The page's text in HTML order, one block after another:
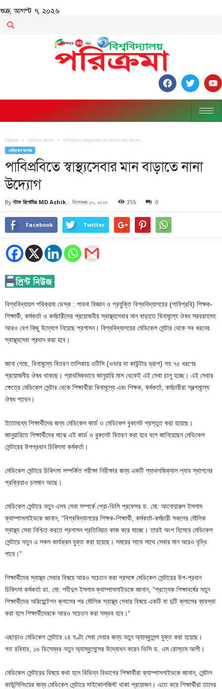
শুক্র, আগস্ট ৭, ২০২৬
Home মেডিকেল কলেজ পাবিপ্রবিতে স্বাস্থ্যসেবার মান বাড়াতে নানা উদ্যোগ
মেডিকেল কলেজ
পাবিপ্রবিতে স্বাস্থ্যসেবার মান বাড়াতে নানা
উদ্যোগ
By স্টাফ রিপোর্টারঃ MD Ashik - ডিসেম্বর ২০, ২০১৮ 355 0
Facebook Twitter
বিশ্ববিদ্যায়ল পরিক্রমা ডেস্ক : পাবনা বিজ্ঞান ও প্রযুক্তি বিশ্ববিদ্যালয়ের (পাবিপ্রবি) শিক্ষক-
শিক্ষার্থী, কর্মকর্তা ও কর্মচারীদের প্রয়োজনীয় স্বাস্থ্যসেবার মান বাড়াতে বিনামূল্যে ঔষধ সরবরাহসহ
আরও বেশ কিছু উদ্যোগ নিয়েছে প্রশাসন। বিশ্ববিদ্যালয়ের মেডিকেল সেন্টার থেকে সব ধরনের
স্বাস্থ্যসেবা প্রদান করা হবে।
জানা গেছে, বিনামূল্যে বিতরণ তালিকায় ওটিসি (ওভার দা কাউন্টার ড্রাগ) সহ ৭৫ ধরণের
প্রয়োজনীয় ঔষধ থাকছে। প্রাথমিকভাবে জানুয়ারি মাস থেকেই এই সেবা চালু হচ্ছে। এই সেবার
ক্ষেত্রে মেডিকেল সেন্টার থেকে শিক্ষার্থীরা বিনামূল্যে এবং শিক্ষক, কর্মকর্তা, কর্মচারীরা স্বল্পমূল্যে
ঔষধ পাবেন।
ইতোমধ্যে শিক্ষার্থীদের জন্য মেডিকেল কার্ড ও মেডিকেল বুকলেট প্রস্তুত করা হয়েছে।
জানুয়ারিতে শিক্ষার্থীদের মাঝে এই কার্ড ও বুকলেট বিতরণ করা হবে বলে জানিয়েছেন মেডিকেল
সেন্টারের উপপ্রধান চিকিৎসা কর্মকর্তা।
মেডিকেল সেন্টারে চিকিৎসা সম্পর্কিত পরীক্ষা নিরীক্ষার জন্য একটি প্যাথলজিক্যাল ল্যাব স্থাপনের
প্রক্রিয়াও চলমান আছে।
মেডিকেল সেন্টারে নতুন এসব সেবা সম্পর্কে প্রো-ভিসি প্রফেসর ড. মো: আনোয়ারুল ইসলাম
ক্যাম্পাসলাইভকে জানান, “বিশ্ববিদ্যালয়ের শিক্ষক-শিক্ষার্থী, কর্মকর্তা-কর্মচারী সকলের মৌলিক
স্বাস্থ্য সেবা নিশ্চিত করতে প্রশাসন প্রতিনিয়ত কাজ করে যাচ্ছে। তারই অংশ হিসেবে মেডিকেল
সেন্টারে নতুন এ সকল কার্যক্রম যুক্ত করা হয়েছে। সময়ের সাথে সাথে সেবার মান আরও বৃদ্ধি
পাবে।”
শিক্ষার্থীদের স্বাস্থ্য সেবার বিষয়ে আরও সচেতন করা প্রসঙ্গে মেডিকেল সেন্টারের উপ-প্রধান
চিকিৎসা কর্মকর্তা ডা. মো: শহীদুল ইসলাম ক্যাম্পাসলাইভকে জানান, “প্রত্যেক শিক্ষাবর্ষের নতুন
শিক্ষার্থীদের অরিয়েন্টেশন ক্লাসের পর মৌলিক স্বাস্থ্য সেবার বিষয়ে একটি বা দুটি ক্লাসের ব্যবস্থা
করা হলে শিক্ষার্থীদেরকে আরও সচেতন করা সম্ভব হবে।“
এছাড়াও মেডিকেল সেন্টারে ২৪ ঘণ্টা সেবা দেয়ার জন্য নতুন অ্যাম্বুলেন্স যুক্ত করা হয়েছে।
গত রবিবার, ১৬ ডিসেম্বর নতুন অ্যাম্বুলেন্সের উদ্বোধন করেন ভিসি ড. এম রোস্তম আলী।
মেডিকেল সেন্টারের বিষয়ে কথা হলে বিভিন্ন বিভাগের শিক্ষার্থীরা ক্যাম্পাসলাইভকে জানান, মেন্টাল
কাউন্সিলিংয়ের জন্য মেডিকেল সেন্টারে সাইকোলজিস্ট থাকা প্রয়োজন। এতে করে শিক্ষার্থীরা তাদের